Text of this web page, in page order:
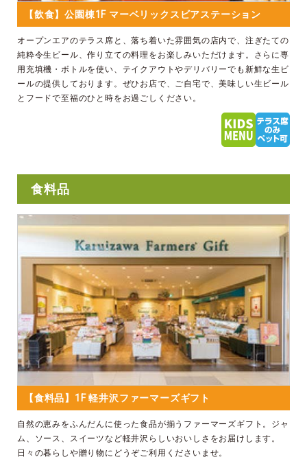
【飲食】公園棟1F マーベリックスビアステーション
オープンエアのテラス席と、落ち着いた雰囲気の店内で、注ぎたての
純粋令生ビール、作り立ての料理をお楽しみいただけます。さらに専
用充填機・ボトルを使い、テイクアウトやデリバリーでも新鮮な生ビ
ールの提供しております。ぜひお店で、ご自宅で、美味しい生ビール
とフードで至福のひと時をお過ごしください。
食料品
【食料品】1F 軽井沢ファーマーズギフト
自然の恵みをふんだんに使った食品が揃うファーマーズギフト。ジャ
ム、ソース、スイーツなど軽井沢らしいおいしさをお届けします。
日々の暮らしや贈り物にどうぞご利用くださいませ。